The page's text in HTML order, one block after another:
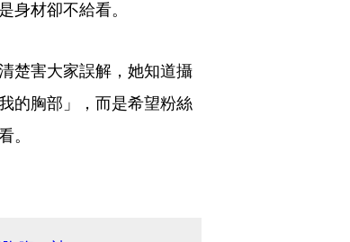
材卻不給看。
楚害大家誤解，她知道攝
的胸部」，而是希望粉絲
。